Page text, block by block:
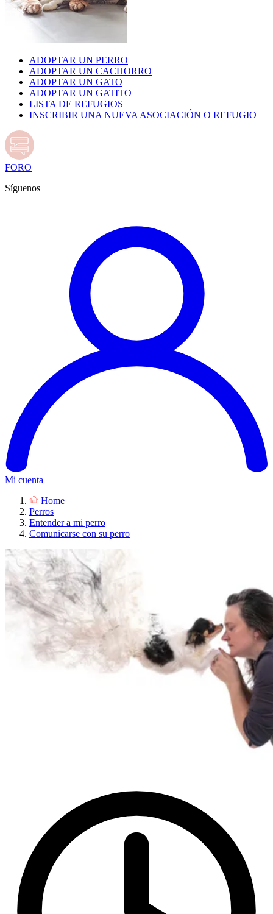
ADOPTAR UN PERRO
ADOPTAR UN CACHORRO
ADOPTAR UN GATO
ADOPTAR UN GATITO
LISTA DE REFUGIOS
INSCRIBIR UNA NUEVA ASOCIACIÓN O REFUGIO
FORO
Síguenos
Mi cuenta
Home
Perros
Entender a mi perro
Comunicarse con su perro